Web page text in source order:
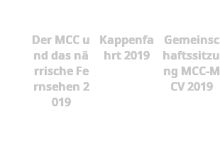
Der MCC u
nd das nä
rrische Fe
rnsehen 2
019
Kappenfa
hrt 2019
Gemeinsc
haftssitzu
ng MCC-M
CV 2019